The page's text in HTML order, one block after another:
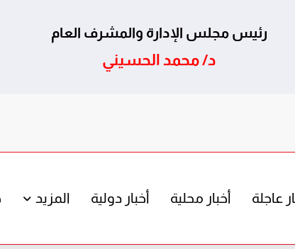
رئيس مجلس الإدارة والمشرف العام
د/ محمد الحسيني
عاجلة أخبار محلية أخبار دولية المزيد